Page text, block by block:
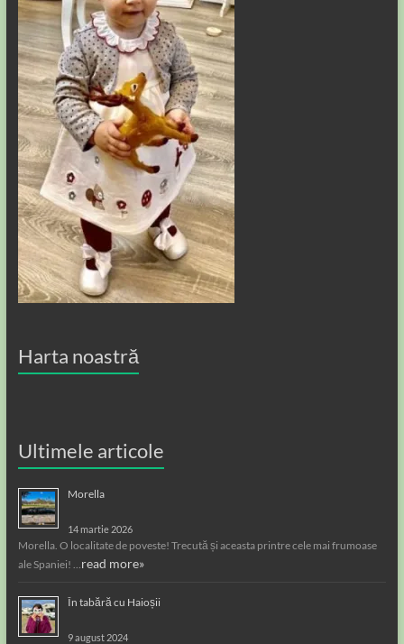
Harta noastră
Ultimele articole
Morella
14 martie 2026
Morella. O localitate de poveste! Trecută și aceasta printre cele mai frumoase
ale Spaniei! … read more»
În tabără cu Haioșii
9 august 2024